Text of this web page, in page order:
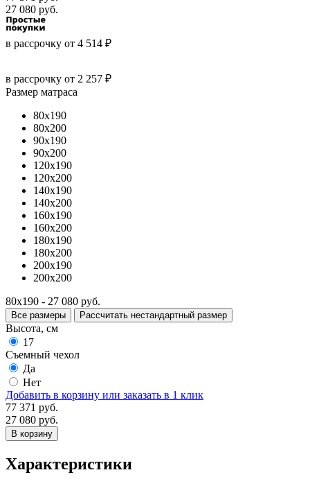
27 080 руб.
в рассрочку от 4 514 ₽
в рассрочку от 2 257 ₽
Размер матраса
80x190
80x200
90x190
90x200
120x190
120x200
140x190
140x200
160x190
160x200
180x190
180x200
200x190
200x200
80x190 - 27 080 руб.
Все размеры Рассчитать нестандартный размер
Высота, см
17
Съемный чехол
Да
Нет
Добавить в корзину или заказать в 1 клик
77 371 руб.
27 080 руб.
В корзину
Характеристики